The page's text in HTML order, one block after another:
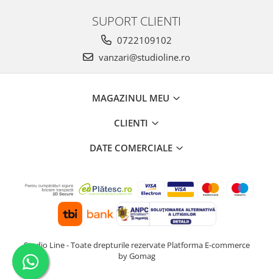
SUPORT CLIENTI
0722109102
vanzari@studioline.ro
MAGAZINUL MEU
CLIENTI
DATE COMERCIALE
Studio Line - Toate drepturile rezervate Platforma E-commerce
by Gomag